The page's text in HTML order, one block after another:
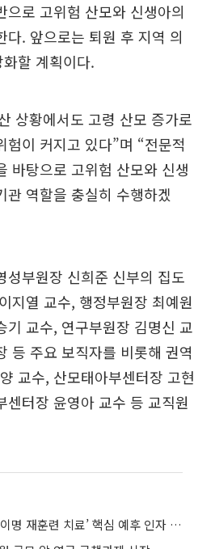
으로 고위험 산모와 신생아의
다. 앞으로는 퇴원 후 지역 의
할 계획이다.
상황에서도 고령 산모 증가로
험이 커지고 있다”며 “전문적
바탕으로 고위험 산모와 신생
관 역할을 충실히 수행하겠
성부원장 신희준 신부의 집도
지열 교수, 행정부원장 최예원
기 교수, 연구부원장 김명신 교
등 주요 보직자를 비롯해 권역
교수, 산모태아부센터장 고현
센터장 윤영아 교수 등 교직원
서울성모병원 연구팀, ‘이명 재훈련 치료’ 핵심 예후 인자 확인